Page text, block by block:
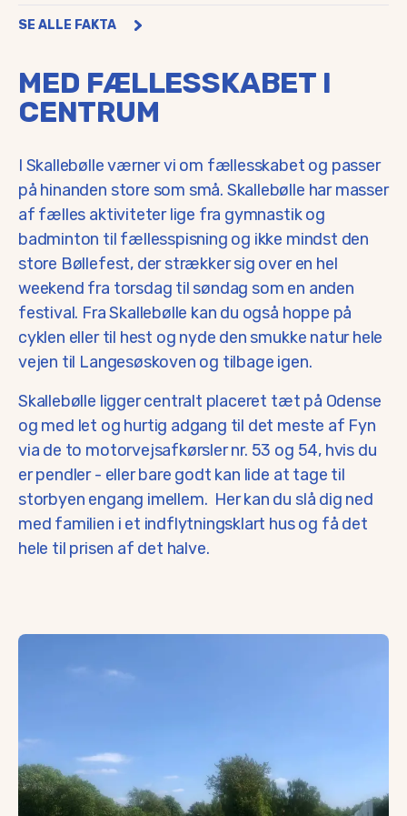
SE ALLE FAKTA
Afstand til Odense
10-15 min.
Afstand til Middelfart
Vissenbjerg 5 min.
MED FÆLLESSKABET I
CENTRUM
I Skallebølle værner vi om fællesskabet og passer
på hinanden store som små. Skallebølle har masser
af fælles aktiviteter lige fra gymnastik og
badminton til fællesspisning og ikke mindst den
store Bøllefest, der strækker sig over en hel
weekend fra torsdag til søndag som en anden
festival. Fra Skallebølle kan du også hoppe på
cyklen eller til hest og nyde den smukke natur hele
vejen til Langesøskoven og tilbage igen.
Skallebølle ligger centralt placeret tæt på Odense
og med let og hurtig adgang til det meste af Fyn
via de to motorvejsafkørsler nr. 53 og 54, hvis du
er pendler - eller bare godt kan lide at tage til
storbyen engang imellem. Her kan du slå dig ned
med familien i et indflytningsklart hus og få det
hele til prisen af det halve.
Beliggenhed
Også den digitale infrastruktur udmærker sig, så du
Derudover arbejder beboerne i Skallebølle på at få